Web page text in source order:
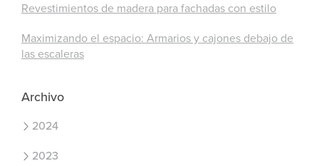
Revestimientos de madera para fachadas con estilo
Maximizando el espacio: Armarios y cajones debajo de
las escaleras
Archivo
2024
2023